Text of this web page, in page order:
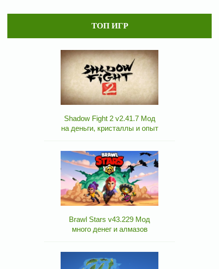
ТОП ИГР
Shadow Fight 2 v2.41.7 Мод
на деньги, кристаллы и опыт
Brawl Stars v43.229 Мод
много денег и алмазов